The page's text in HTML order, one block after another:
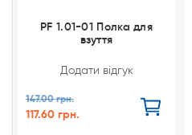
PF 1.01-01 Полка для
взуття
Додати відгук
147.00 грн.
117.60 грн.